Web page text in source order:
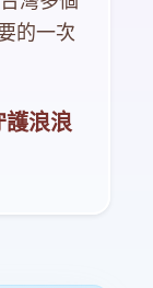
的一次
護浪浪